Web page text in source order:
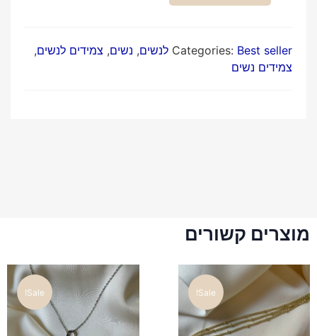
Categories: Best seller לנשים , נשים, צמידים לנשים,
צמידים נשים
מוצרים קשורים
Sale!
Sale!